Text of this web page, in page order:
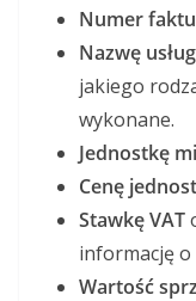
Numer
Nazwę
jakiego
wykonane.
Jednostkę
Cenę
Stawkę VAT
informację
Wartość